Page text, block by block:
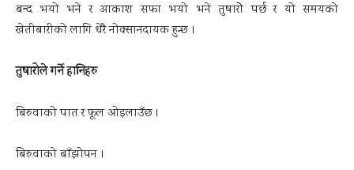
बन्द भयो भने र आकाश सफा भयो भने तुषारोे पर्छ र यो समयको
खेतीबारीको लागि धेरै नोक्सानदायक हुन्छ ।
तुषारोले गर्ने हानिहरु
बिरुवाको पात र फूल ओइलाउँछ ।
बिरुवाको बाँझोपन ।